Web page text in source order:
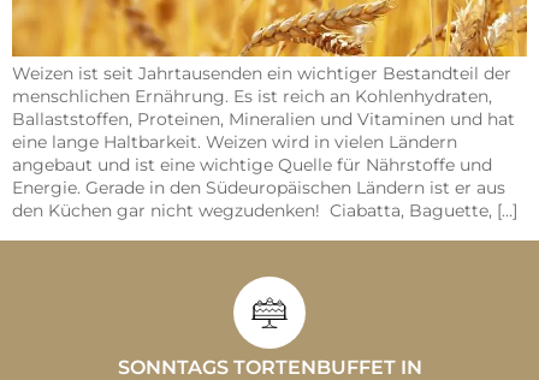
Weizen ist seit Jahrtausenden ein wichtiger Bestandteil der
menschlichen Ernährung. Es ist reich an Kohlenhydraten,
Ballaststoffen, Proteinen, Mineralien und Vitaminen und hat
eine lange Haltbarkeit. Weizen wird in vielen Ländern
angebaut und ist eine wichtige Quelle für Nährstoffe und
Energie. Gerade in den Südeuropäischen Ländern ist er aus
den Küchen gar nicht wegzudenken! Ciabatta, Baguette, […]
SONNTAGS TORTENBUFFET IN